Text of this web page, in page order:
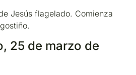
Jesús flagelado. Comienza
25 de marzo de